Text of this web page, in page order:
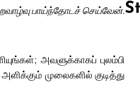
பாய்ந்தோடச் செய்வேன்.
அவளுக்காகப் புலம்பி
முலைகளில் குடித்துFollow us on Facebook